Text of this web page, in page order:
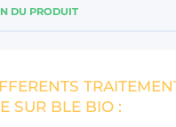
DU PRODUIT
SUR BLE BIO :